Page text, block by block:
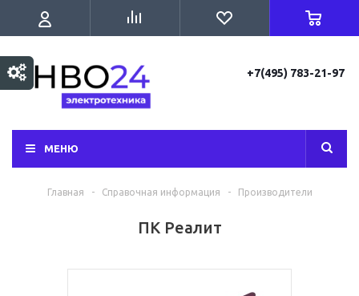
+7(495) 783-21-97
МЕНЮ
Главная - Справочная информация - Производители
ПК Реалит